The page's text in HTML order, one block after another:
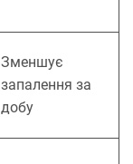
Зменшує
запалення за
добу